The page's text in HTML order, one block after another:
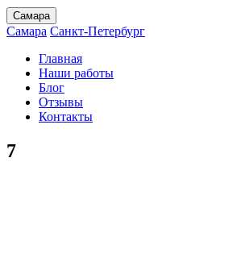
Самара
Самара Санкт-Петербург
Главная
Наши работы
Блог
Отзывы
Контакты
7